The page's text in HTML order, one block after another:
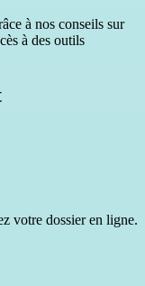
à nos conseils sur
à des outils
votre dossier en ligne.